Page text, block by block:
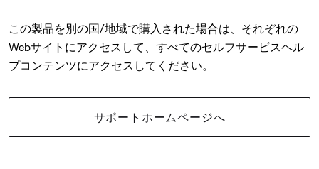
この製品を別の国/地域で購入された場合は、それぞれの
Webサイトにアクセスして、すべてのセルフサービスヘル
プコンテンツにアクセスしてください。
サポートホームページへ